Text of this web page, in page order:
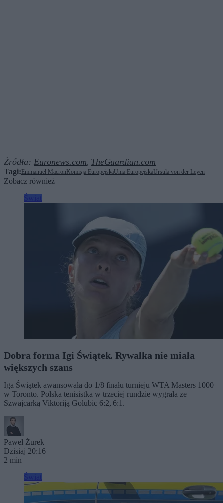
Źródła: Euronews.com, TheGuardian.com
Tagi:Emmanuel MacronKomisja EuropejskaUnia EuropejskaUrsula von der Leyen
Zobacz również
Dobra forma Igi Świątek. Rywalka nie miała
większych szans
Iga Świątek awansowała do 1/8 finału turnieju WTA Masters 1000
w Toronto. Polska tenisistka w trzeciej rundzie wygrała ze
Szwajcarką Viktoriją Golubic 6:2, 6:1.
Paweł Żurek
Dzisiaj 20:16
2 min